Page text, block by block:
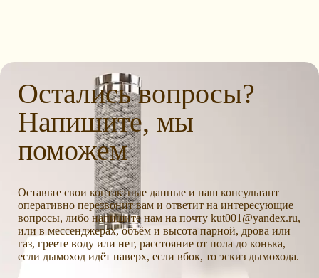
Остались вопросы?
Напишите, мы
поможем
Оставьте свои контактные данные и наш консультант
оперативно перезвонит вам и ответит на интересующие
вопросы, либо напишите нам на почту kut001@yandex.ru,
или в мессенджерах, объём и высота парной, дрова или
газ, греете воду или нет, расстояние от пола до конька,
если дымоход идёт наверх, если вбок, то эскиз дымохода.